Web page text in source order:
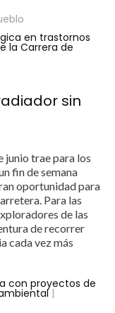
en trastornos
la Carrera de
sin
junio trae para los
fin de semana
oportunidad para
Para las
de las
de recorrer
cada vez más
con proyectos de
|